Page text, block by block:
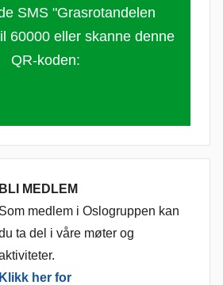
SMS "Grasrotandelen
60000 eller skanne denne
QR-koden:
BLI MEDLEM
Som medlem i Oslogruppen kan
ta del i våre møter og
Klikk her for